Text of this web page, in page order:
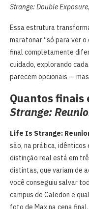
Strange: Double Exposure
Essa estrutura
maratonar “só para ver
final completamente
cuidado, explorando
parecem opcionais —
Quantos finais
Strange:
Life Is Strange:
são, na prática,
distinção real está em
distintas, que variam de
você conseguiu salvar
campus de Caledon e